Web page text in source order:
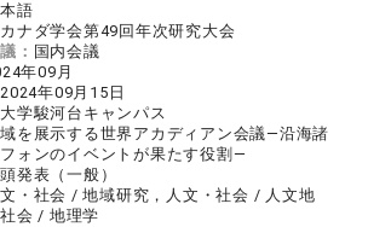
語
カナダ学会第49回年次研究大会
： 国内会議
年09月
2024年09月15日
学駿河台キャンパス
を展示する世界アカディアン会議―沿海諸
ォンのイベントが果たす役割―
発表（一般）
・社会 / 地域研究，人文・社会 / 人文地
会 / 地理学